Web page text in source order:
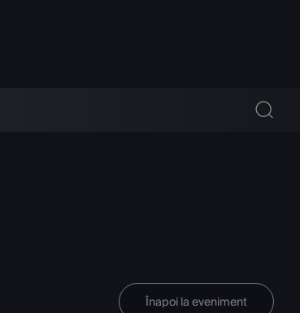
Înapoi la eveniment